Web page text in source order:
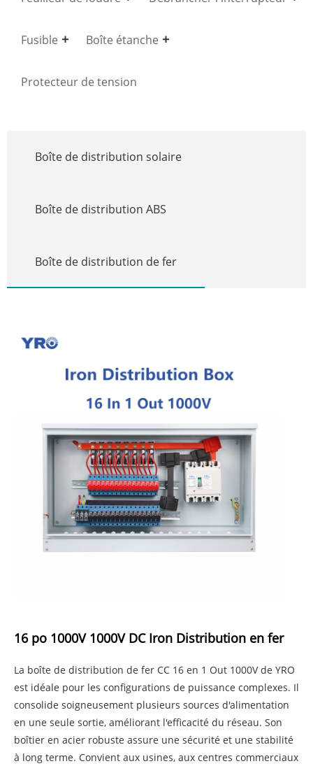
Fusible Boîte étanche
Protecteur de tension
Boîte de distribution solaire
Boîte de distribution ABS
Boîte de distribution de fer
16 po 1000V 1000V DC Iron Distribution en fer
La boîte de distribution de fer CC 16 en 1 Out 1000V de YRO
est idéale pour les configurations de puissance complexes. Il
consolide soigneusement plusieurs sources d'alimentation
en une seule sortie, améliorant l'efficacité du réseau. Son
boîtier en acier robuste assure une sécurité et une stabilité
à long terme. Convient aux usines, aux centres commerciaux